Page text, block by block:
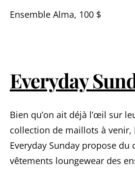
Ensemble Alma, 100 $
Everyday
Bien qu’on ait déjà l’œil sur
collection de maillots à venir,
Everyday Sunday propose du
vêtements loungewear des